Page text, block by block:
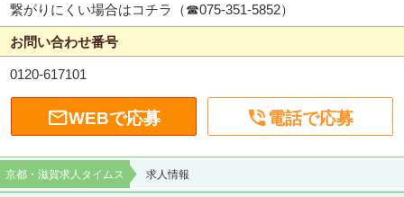
繋がりにくい場合はコチラ（☎075-351-5852）
お問い合わせ番号
0120-617101
WEBで応募 電話で応募
京都・滋賀求人タイムス 求人情報